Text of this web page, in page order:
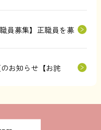
員募集】正職員を募
お知らせ【お詫